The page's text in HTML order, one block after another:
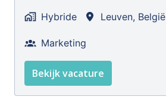
Hybride Leuven, België
Marketing
Bekijk vacature